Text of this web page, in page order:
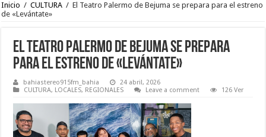
Inicio / CULTURA / El Teatro Palermo de Bejuma se prepara para el estreno
de «Levántate»
El Teatro Palermo de Bejuma se prepara
para el estreno de «Levántate»
bahiastereo915fm_bahia
24 abril, 2026
CULTURA, LOCALES, REGIONALES Leave a comment 126 Ver